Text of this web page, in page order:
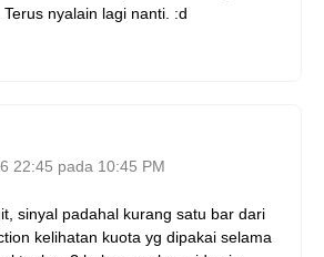
Terus nyalain lagi nanti. :d
22:45 pada 10:45 PM
sinyal padahal kurang satu bar dari
kelihatan kuota yg dipakai selama